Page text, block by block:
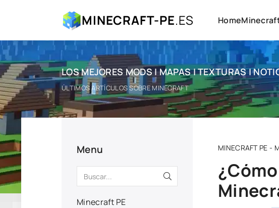
MINECRAFT-PE.ES Home
LOS MEJORES MODS | MAPAS | TEXTURAS |
ÚLTIMOS ARTÍCULOS SOBRE MINECRAFT
MINECRAFT PE -
Menu
Minecraft PE